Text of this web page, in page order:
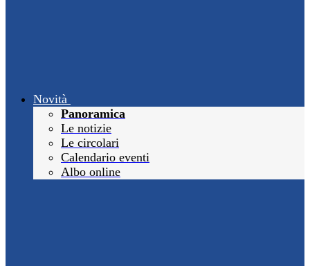
Novità
Panoramica
Le notizie
Le circolari
Calendario eventi
Albo online